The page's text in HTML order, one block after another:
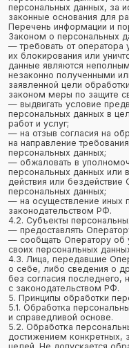
в целях, несовместимых между
5.4. Обработке подлежат только
отвечают целям их обработки.
5.5. Содержание и объем
соответствуют заявленным целям
избыточность обрабатываемых
по отношению к заявленным
5.6. При обработке персональных
точность персональных данных,
а в необходимых случаях и
обработки персональных данных.
необходимые меры и/или
или уточнению неполных или
5.7. Хранение персональных
позволяющей определить
не дольше, чем этого требуют
данных, если срок хранения
федеральным законом,
выгодоприобретателем или
субъект персональных данных.
данные уничтожаются либо
обработки или в случае утраты
целей, если иное не
6. Цели обработки персональных
Цель обработки
информирование Пользователя
электронных писем
Персональные данные
фамилия, имя, отчество
электронный адрес
номера телефонов
фотографии
Правовые основания
Федеральный закон «Об
технологиях и о защите
ФЗ
Виды обработки персональных
Сбор, запись,
уничтожение и
7. Условия обработки
7.1. Обработка персональных
субъекта персональных данных